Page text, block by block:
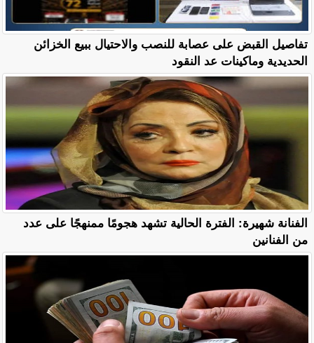
تفاصيل القبض على عصابة للنصب والاحتيال ببيع الخزائن
الحديدية وماكينات عد النقود
الفنانة شهيرة: الفترة الحالية تشهد هجومًا ممنهجًا على عدد
من الفنانين